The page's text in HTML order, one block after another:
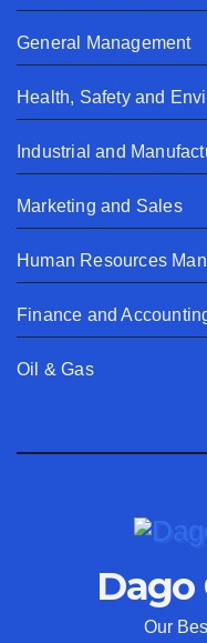
General Management
Health, Safety and
Industrial and
Marketing and Sales
Human Resources
Finance and
Oil & Gas
Dago
Our